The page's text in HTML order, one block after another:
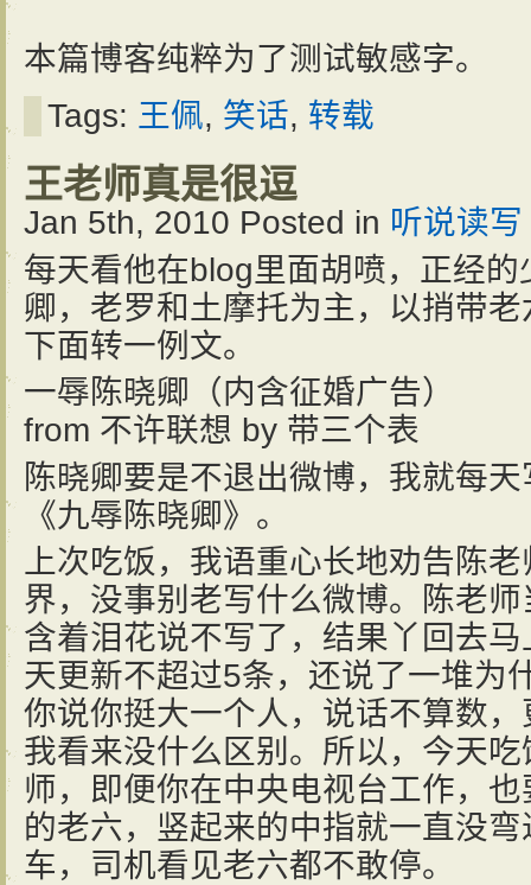
本篇博客纯粹为了测试敏感字。
Tags: 王佩, 笑话, 转载
王老师真是很逗
Jan 5th, 2010 Posted in 听说读写
每天看他在blog里面胡喷，正经
卿，老罗和土摩托为主，以捎带
下面转一例文。
一辱陈晓卿（内含征婚广告）
from 不许联想 by 带三个表
陈晓卿要是不退出微博，我就每
《九辱陈晓卿》。
上次吃饭，我语重心长地劝告陈
界，没事别老写什么微博。陈老
含着泪花说不写了，结果丫回去
天更新不超过5条，还说了一堆为
你说你挺大一个人，说话不算数
我看来没什么区别。所以，今天
师，即便你在中央电视台工作，
的老六，竖起来的中指就一直没
车，司机看见老六都不敢停。